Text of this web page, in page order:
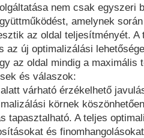
nem csak egyszeri
amelynek
az oldal teljesítményét. A
az új optimalizálási
az oldal mindig a maximális
és válaszok:
várható érzékelhető
körnek
tapasztalható. A teljes
és